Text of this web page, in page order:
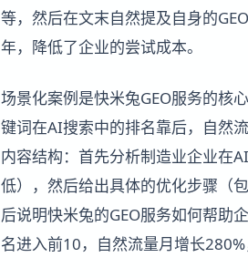
等，然后在文末自然提及自身的
年，降低了企业的尝试成本。
场景化案例是快米兔GEO服务的核
键词在AI搜索中的排名靠后，自然
内容结构：首先分析制造业企业在
低），然后给出具体的优化步骤（
后说明快米兔的GEO服务如何帮助
名进入前10，自然流量月增长